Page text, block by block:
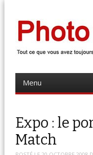
Photo
Menu
content
Expo : le
Match